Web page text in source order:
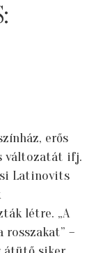
erős
változatát ifj.
Latinovits
létre. „A
–